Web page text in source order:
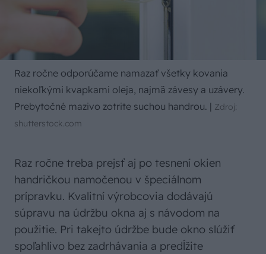
Raz ročne odporúčame namazať všetky kovania
niekoľkými kvapkami oleja, najmä závesy a uzávery.
Prebytočné mazivo zotrite suchou handrou. | Zdroj:
shutterstock.com
Raz ročne treba prejsť aj po tesnení okien
handričkou namočenou v špeciálnom
prípravku. Kvalitní výrobcovia dodávajú
súpravu na údržbu okna aj s návodom na
použitie. Pri takejto údržbe bude okno slúžiť
spoľahlivo bez zadrhávania a predĺžite